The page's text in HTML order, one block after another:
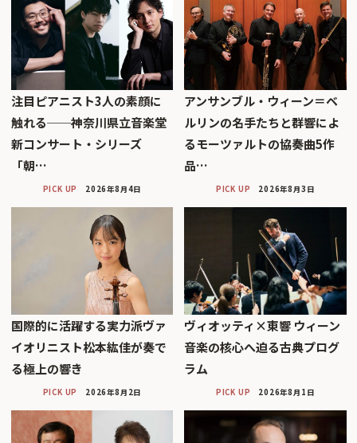
注目ピアニスト3人の素顔に
触れる──神奈川県立音楽堂
新コンサート・シリーズ
「朝…
PICK UP 2026年8月4日
アンサンブル・ウィーン＝ベ
ルリンの名手たちと群響によ
るモーツァルトの協奏曲5作
品…
PICK UP 2026年8月3日
国際的に活躍する実力派ヴァ
イオリニスト松本紘佳が奏で
る極上の響き
PICK UP 2026年8月2日
ヴィオッティ×東響 ウィーン
音楽の核心へ迫る古典プログ
ラム
PICK UP 2026年8月1日